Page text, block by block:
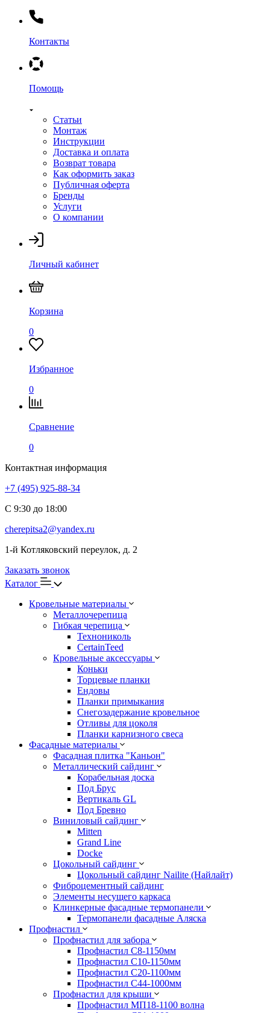
Контакты
Помощь
Статьи
Монтаж
Инструкции
Доставка и оплата
Возврат товара
Как оформить заказ
Публичная оферта
Бренды
Услуги
О компании
Личный кабинет
Корзина
0
Избранное
0
Сравнение
0
Контактная информация
+7 (495) 925-88-34
С 9:30 до 18:00
cherepitsa2@yandex.ru
1-й Котляковский переулок, д. 2
Заказать звонок
Каталог
Кровельные материалы
Металлочерепица
Гибкая черепица
Технониколь
CertainTeed
Кровельные аксессуары
Коньки
Торцевые планки
Ендовы
Планки примыкания
Снегозадержание кровельное
Отливы для цоколя
Планки карнизного свеса
Фасадные материалы
Фасадная плитка "Каньон"
Металлический сайдинг
Корабельная доска
Под Брус
Вертикаль GL
Под Бревно
Виниловый сайдинг
Mitten
Grand Line
Docke
Цокольный сайдинг
Цокольный сайдинг Nailite (Найлайт)
Фиброцементный сайдинг
Элементы несущего каркаса
Клинкерные фасадные термопанели
Термопанели фасадные Аляска
Профнастил
Профнастил для забора
Профнастил С8-1150мм
Профнастил С10-1150мм
Профнастил С20-1100мм
Профнастил С44-1000мм
Профнастил для крыши
Профнастил МП18-1100 волна